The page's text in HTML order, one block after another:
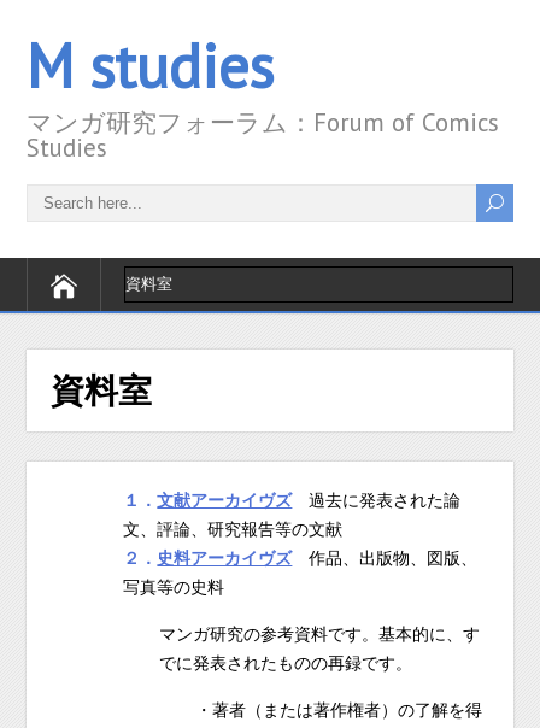
M studies
マンガ研究フォーラム：Forum of Comics
Studies
資料室
１．文献アーカイヴズ過去に発表された論
文、評論、研究報告等の文献
２． 史料アーカイヴズ作品、出版物、図版、
写真等の史料
マンガ研究の参考資料です。基本的に、す
でに発表されたものの再録です。
・著者（または著作権者）の了解を得